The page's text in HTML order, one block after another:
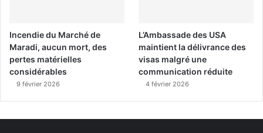
Incendie du Marché de
Maradi, aucun mort, des
pertes matérielles
considérables
9 février 2026
L’Ambassade des USA
maintient la délivrance des
visas malgré une
communication réduite
4 février 2026